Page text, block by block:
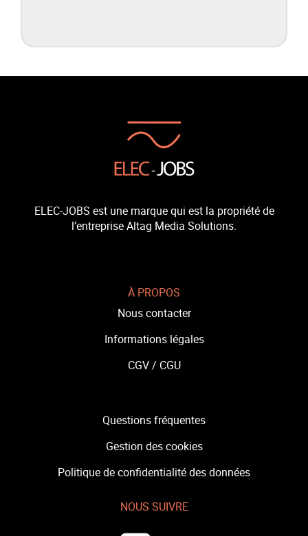
ELEC-JOBS est une marque qui est la propriété de
l’entreprise Altag Media Solutions.
À PROPOS
Nous contacter
Informations légales
CGV / CGU
Questions fréquentes
Gestion des cookies
Politique de confidentialité des données
NOUS SUIVRE